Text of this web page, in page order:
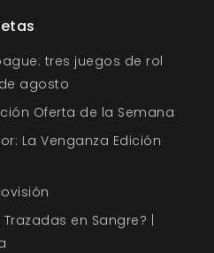
tres juegos de rol
agosto
Oferta de la Semana
La Venganza Edición
en Sangre? |